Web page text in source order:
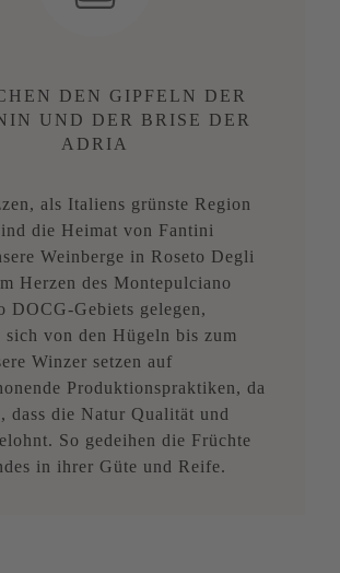
DEN GIPFELN DER
UND DER BRISE DER
ADRIA
als Italiens grünste Region
die Heimat von Fantini
Weinberge in Roseto Degli
Herzen des Montepulciano
DOCG-Gebiets gelegen,
sich von den Hügeln bis zum
Winzer setzen auf
Produktionspraktiken, da
dass die Natur Qualität und
So gedeihen die Früchte
in ihrer Güte und Reife.